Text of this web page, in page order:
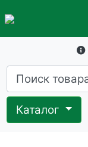
Каталог